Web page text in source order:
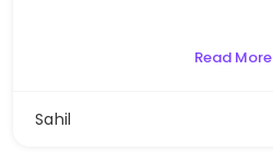
Read More
Sahil